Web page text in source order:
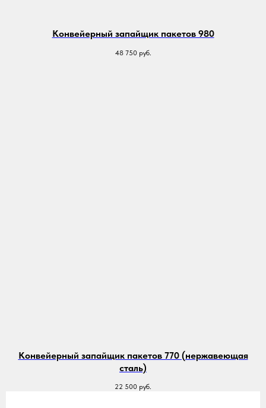
Конвейерный запайщик пакетов 980
48 750 руб.
Конвейерный запайщик пакетов 770 (нержавеющая
сталь)
22 500 руб.